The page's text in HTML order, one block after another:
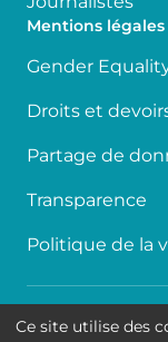
Mentions légales
Gender
Droits et
Partage de
Transparence
Politique de la
Accessibilité
Ce site utilise des